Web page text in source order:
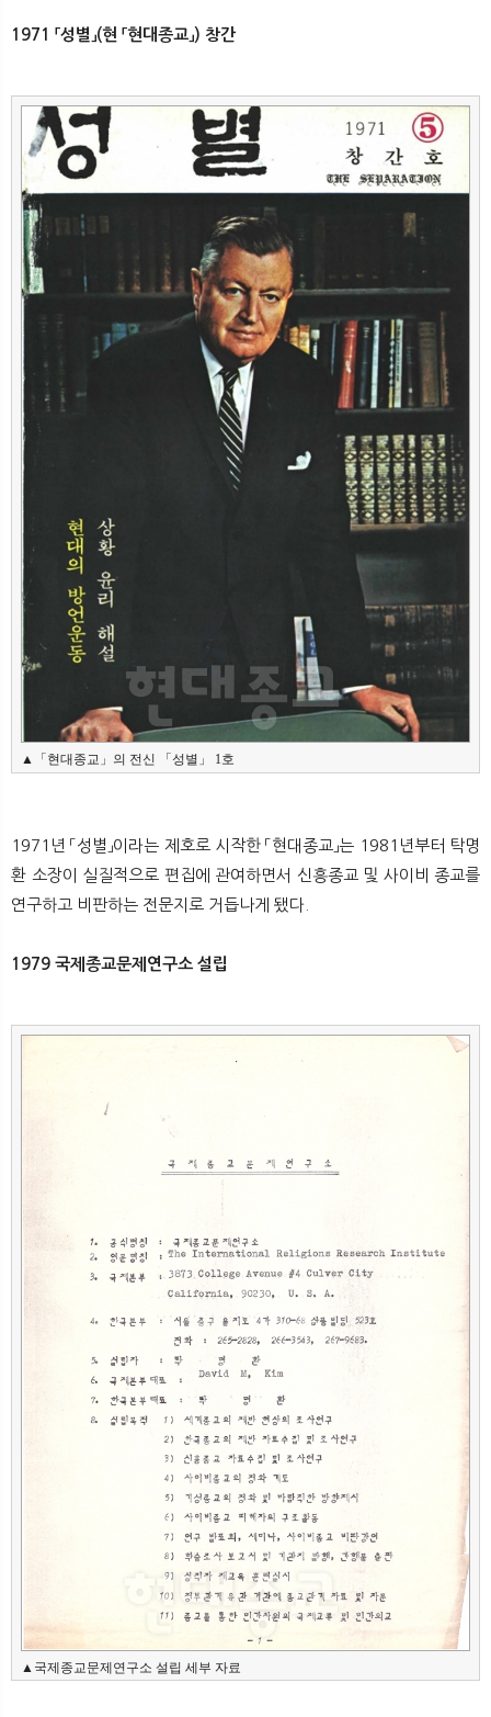
1971 「성별」(현 「현대종교」) 창간
▲「현대종교」의 전신 「성별」 1호
1971년 「성별」이라는 제호로 시작한 「현대종교」는 1981년부터 탁명
환 소장이 실질적으로 편집에 관여하면서 신흥종교 및 사이비 종교를
연구하고 비판하는 전문지로 거듭나게 됐다.
1979 국제종교문제연구소 설립
▲국제종교문제연구소 설립 세부 자료